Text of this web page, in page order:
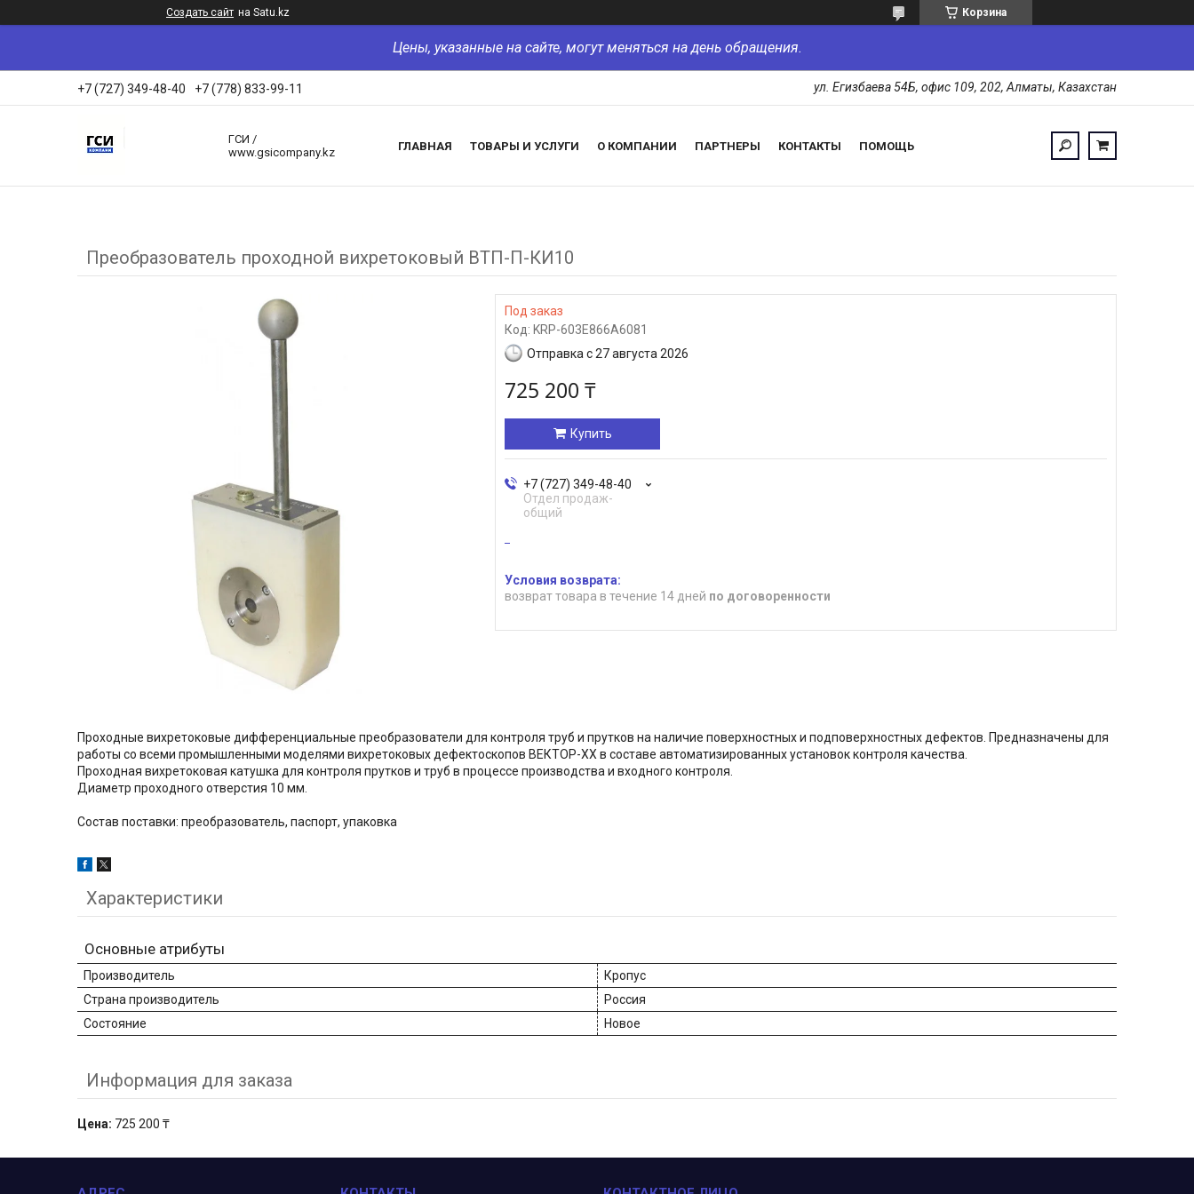
Создать сайт на Satu.kz Корзина
Цены, указанные на сайте, могут меняться на день обращения.
+7 (727) 349-48-40 +7 (778) 833-99-11 ул. Егизбаева 54Б, офис 109, 202, Алматы, Казахстан
ГСИ /
www.gsicompany.kz
ГЛАВНАЯ ТОВАРЫ И УСЛУГИ О КОМПАНИИ ПАРТНЕРЫ КОНТАКТЫ ПОМОЩЬ
Преобразователь проходной вихретоковый ВТП-П-КИ10
Под заказ
Код: KRP-603E866A6081
Отправка с 27 августа 2026
725 200 ₸
Купить
+7 (727) 349-48-40
Отдел продаж-
общий
возврат товара в течение 14 дней по договоренности
Проходные вихретоковые дифференциальные преобразователи для контроля труб и прутков на наличие поверхностных и подповерхностных дефектов. Предназначены для
работы со всеми промышленными моделями вихретоковых дефектоскопов ВЕКТОР-ХХ в составе автоматизированных установок контроля качества.
Проходная вихретоковая катушка для контроля прутков и труб в процессе производства и входного контроля.
Диаметр проходного отверстия 10 мм.
Состав поставки: преобразователь, паспорт, упаковка
Характеристики
Основные атрибуты
Производитель
Кропус
Страна производитель
Россия
Состояние
Новое
Информация для заказа
Цена: 725 200 ₸